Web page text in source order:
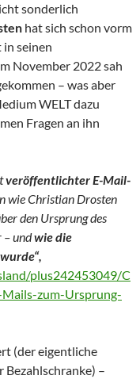
sonderlich
hat sich schon vorm
seinen
November 2022 sah
– was aber
WELT dazu
Fragen an ihn
veröffentlichter E-Mail-
wie Christian Drosten
den Ursprung des
– undwie die
plus242453049/C
zum-Ursprung-
(der eigentliche
–